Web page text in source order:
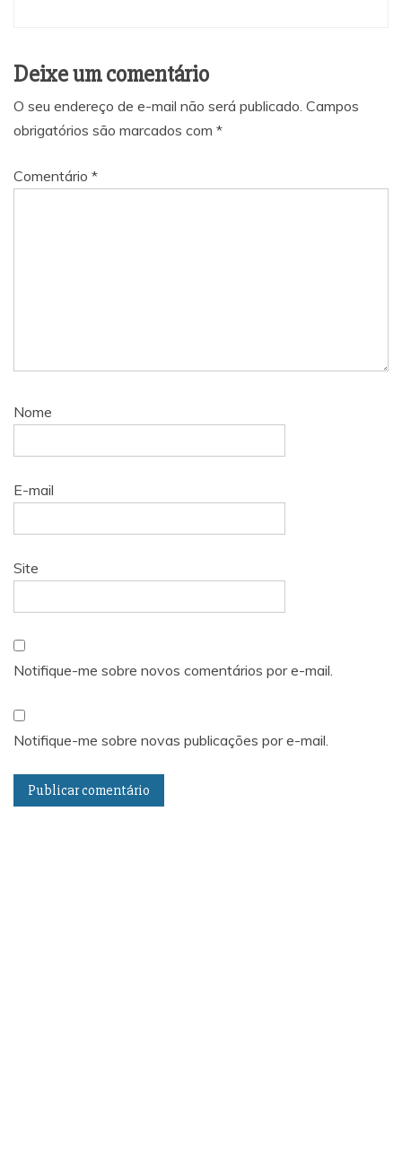
Deixe um comentário
O seu endereço de e-mail não será publicado. Campos
obrigatórios são marcados com *
Comentário *
Nome
E-mail
Site
Notifique-me sobre novos comentários por e-mail.
Notifique-me sobre novas publicações por e-mail.